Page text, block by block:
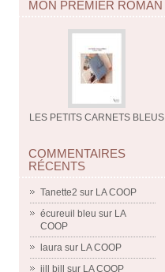
MON PREMIER ROMAN
LES PETITS CARNETS BLEUS
COMMENTAIRES
RÉCENTS
Tanette2 sur LA COOP
écureuil bleu sur LA
COOP
laura sur LA COOP
jill bill
sur LA COOP